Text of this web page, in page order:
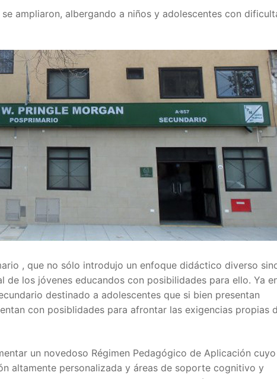
ampliaron, albergando a niños y adolescentes con
, que no sólo introdujo un enfoque didáctico diverso
los jóvenes educandos con posibilidades para ello. Ya
destinado a adolescentes que si bien presentan
con posiblidades para afrontar las exigencias propias
un novedoso Régimen Pedagógico de Aplicación
altamente personalizada y áreas de soporte cognitivo y